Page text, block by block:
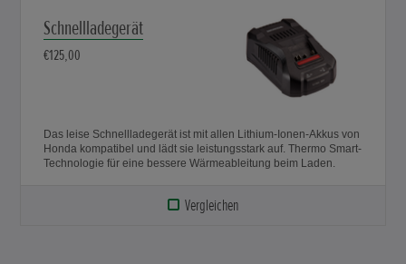
Schnellladegerät
€125,00
Das leise Schnellladegerät ist mit allen Lithium-Ionen-Akkus von
Honda kompatibel und lädt sie leistungsstark auf. Thermo Smart-
Technologie für eine bessere Wärmeableitung beim Laden.
Vergleichen